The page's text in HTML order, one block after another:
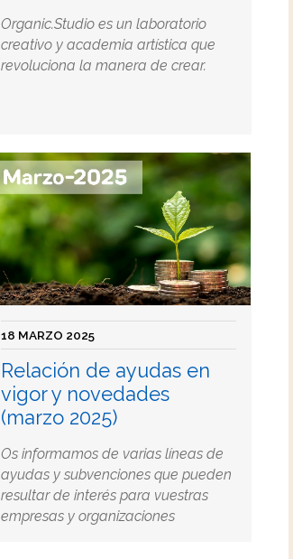
Organic.Studio es un laboratorio
creativo y academia artística que
revoluciona la manera de crear.
18 MARZO 2025
Relación de ayudas en
vigor y novedades
(marzo 2025)
Os informamos de varias líneas de
ayudas y subvenciones que pueden
resultar de interés para vuestras
empresas y organizaciones